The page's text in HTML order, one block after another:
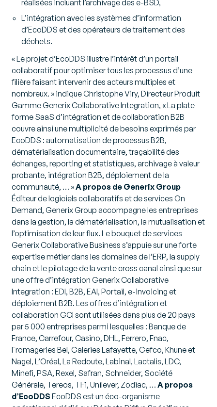
réalisées incluant l’archivage des e-BSD,
L’intégration avec les systèmes d’information
d’EcoDDS et des opérateurs de traitement des
déchets.
« Le projet d’EcoDDS illustre l’intérêt d’un portail
collaboratif pour optimiser tous les processus d’une
filière faisant intervenir des acteurs multiples et
nombreux. » indique Christophe Viry, Directeur Produit
Gamme Generix Collaborative Integration, « La plate-
forme SaaS d’intégration et de collaboration B2B
couvre ainsi une multiplicité de besoins exprimés par
EcoDDS : automatisation de processus B2B,
dématérialisation documentaire, traçabilité des
échanges, reporting et statistiques, archivage à valeur
probante, intégration B2B, déploiement de la
communauté, … »A propos de Generix Group
Éditeur de logiciels collaboratifs et de services On
Demand, Generix Group accompagne les entreprises
dans la gestion, la dématérialisation, la mutualisation et
l’optimisation de leur flux. Le bouquet de services
Generix Collaborative Business s’appuie sur une forte
expertise métier dans les domaines de l’ERP, la supply
chain et le pilotage de la vente cross canal ainsi que sur
une offre d’intégration Generix Collaborative
Integration : EDI, B2B, EAI, Portail, e-invoicing et
déploiement B2B. Les offres d’intégration et
collaboration GCI sont utilisées dans plus de 20 pays
par 5 000 entreprises parmi lesquelles : Banque de
France, Carrefour, Casino, DHL, Ferrero, Fnac,
Fromageries Bel, Galeries Lafayette, Gefco, Khune et
Nagel, L’Oréal, La Redoute, Labinal, Lactalis, LDC,
Minefi, PSA, Rexel, Safran, Schneider, Société
Générale, Tereos, TF1, Unilever, Zodiac, … A propos
d’EcoDDS EcoDDS est un éco-organisme